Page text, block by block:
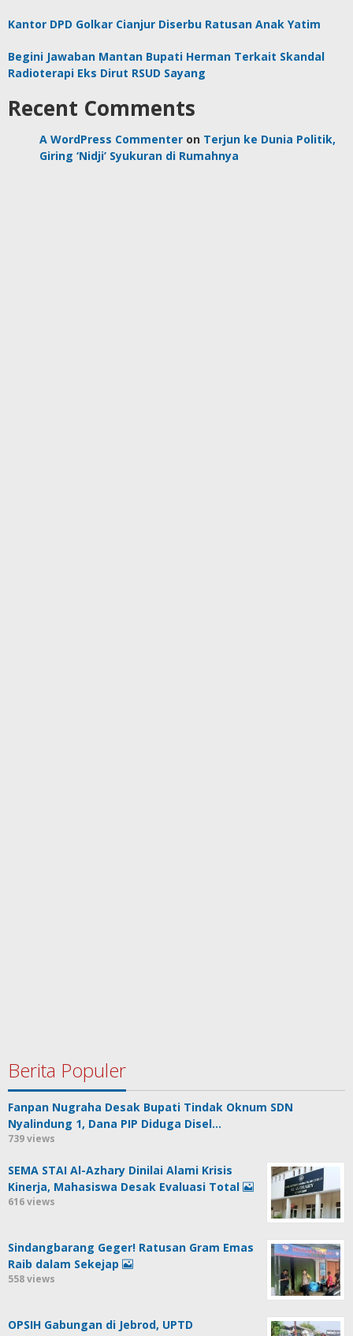
Kantor DPD Golkar Cianjur Diserbu Ratusan Anak Yatim
Begini Jawaban Mantan Bupati Herman Terkait Skandal
Radioterapi Eks Dirut RSUD Sayang
Recent Comments
A WordPress Commenter on Terjun ke Dunia Politik,
Giring ‘Nidji’ Syukuran di Rumahnya
Berita Populer
Fanpan Nugraha Desak Bupati Tindak Oknum SDN
Nyalindung 1, Dana PIP Diduga Disel…
739 views
SEMA STAI Al-Azhary Dinilai Alami Krisis
Kinerja, Mahasiswa Desak Evaluasi Total
616 views
Sindangbarang Geger! Ratusan Gram Emas
Raib dalam Sekejap
558 views
OPSIH Gabungan di Jebrod, UPTD